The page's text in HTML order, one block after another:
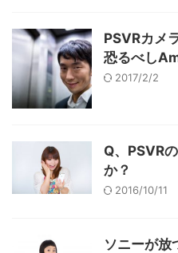
PSVRカメ
恐るべし
2017/2/2
Q、PSVR
か？
2016/10/11
ソニーが放